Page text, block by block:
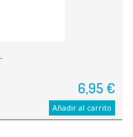
6,95 €
Añadir al carrito